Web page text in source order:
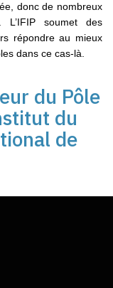
donc de nombreux
L’IFIP soumet des
répondre au mieux
dans ce cas-là.
du Pôle
du
de